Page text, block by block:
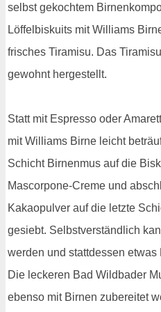
selbst gekochtem
Löffelbiskuits mit Williams
frisches Tiramisu. Das
gewohnt hergestellt.
Statt mit Espresso oder
mit Williams Birne leicht
Schicht Birnenmus auf die
Mascorpone-Creme und
Kakaopulver auf die letzte
gesiebt. Selbstverständlich
werden und stattdessen
Die leckeren Bad Wildbader
ebenso mit Birnen zubereitet